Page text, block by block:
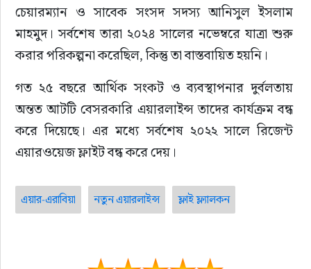
চেয়ারম্যান ও সাবেক সংসদ সদস্য আনিসুল ইসলাম
মাহমুদ। সর্বশেষ তারা ২০২৪ সালের নভেম্বরে যাত্রা শুরু
করার পরিকল্পনা করেছিল, কিন্তু তা বাস্তবায়িত হয়নি।
গত ২৫ বছরে আর্থিক সংকট ও ব্যবস্থাপনার দুর্বলতায়
অন্তত আটটি বেসরকারি এয়ারলাইন্স তাদের কার্যক্রম বন্ধ
করে দিয়েছে। এর মধ্যে সর্বশেষ ২০২২ সালে রিজেন্ট
এয়ারওয়েজ ফ্লাইট বন্ধ করে দেয়।
এয়ার-এরাবিয়া নতুন এয়ারলাইন্স ফ্লাই ফ্ল্যালকন